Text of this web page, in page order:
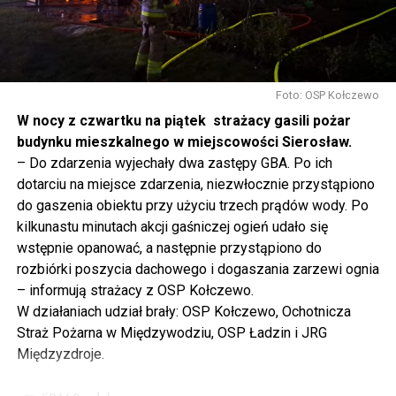
mówię, tutaj, na wyspie Wolin, na wyspie Uznam, Polska
się tutaj nie kończy, Polska się tutaj zaczyna.
Gdyby nie determinacja rządu Prawa i Sprawiedliwości,
to tunel pod Świną do dzisiaj byłby w sferze
projektowania i dyskusji. Ważny tutaj był wkład
samorządu, ale to rząd PiS podjął w tej sprawie
najważniejsze decyzje. Powstał dzięki ogromnej
determinacji rządu najpierw Pani Premier Beaty Szydło,
a następnie Pana Premiera Mateusza Morawieckiego.
Chciałbym podziękować Panu Premierowi za to jak
osobiście pilnował powstania tej inwestycji. Cieszymy
się, że turyści również korzystają z tunelu, cieszymy się,
że wśród tych 4 milionów samochodów, które
przejechały już otwartym tunelem w Świnoujściu,
przyjechało tutaj do nas tak wielu turystów z zagranicy
– powiedział Wiceprezes PiS Joachim Brudziński w
Foto: OSP Kołczewo
W nocy z czwartku na piątek strażacy gasili pożar
budynku mieszkalnego w miejscowości Sierosław.
– Do zdarzenia wyjechały dwa zastępy GBA. Po ich
dotarciu na miejsce zdarzenia, niezwłocznie przystąpiono
do gaszenia obiektu przy użyciu trzech prądów wody. Po
kilkunastu minutach akcji gaśniczej ogień udało się
wstępnie opanować, a następnie przystąpiono do
rozbiórki poszycia dachowego i dogaszania zarzewi ognia
– informują strażacy z OSP Kołczewo.
W działaniach udział brały: OSP Kołczewo, Ochotnicza
Straż Pożarna w Międzywodziu, OSP Ładzin i JRG
Międzyzdroje.